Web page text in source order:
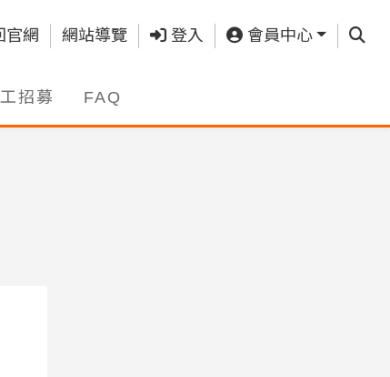
官網 網站導覽 登入 會員中心 查詢
招募 FAQ